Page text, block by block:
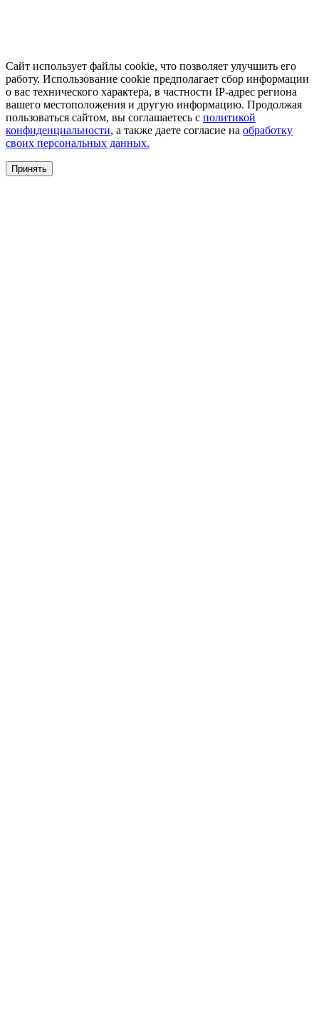
Сайт использует файлы cookie, что позволяет улучшить его
работу. Использование cookie предполагает сбор информации
о вас технического характера, в частности IP-адрес региона
вашего местоположения и другую информацию. Продолжая
пользоваться сайтом, вы соглашаетесь с политикой
конфиденциальности, а также даете согласие на обработку
своих персональных данных.
Принять